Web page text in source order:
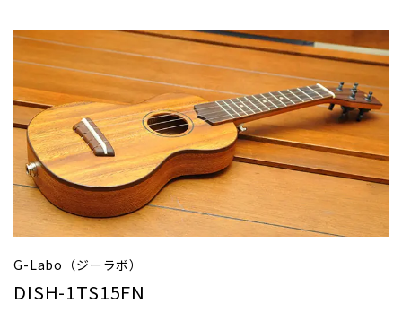
G-Labo（ジーラボ）
DISH-1TS15FN